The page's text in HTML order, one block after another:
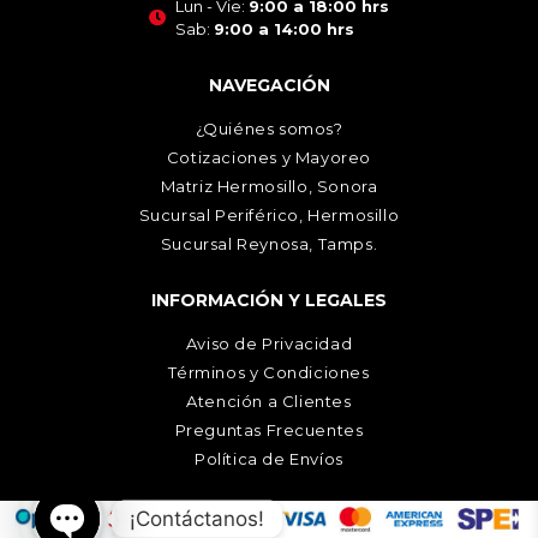
Lun - Vie: 9:00 a 18:00 hrs
Sab: 9:00 a 14:00 hrs
NAVEGACIÓN
¿Quiénes somos?
Cotizaciones y Mayoreo
Matriz Hermosillo, Sonora
Sucursal Periférico, Hermosillo
Sucursal Reynosa, Tamps.
INFORMACIÓN Y LEGALES
Aviso de Privacidad
Términos y Condiciones
Atención a Clientes
Preguntas Frecuentes
Política de Envíos
¡Contáctanos!